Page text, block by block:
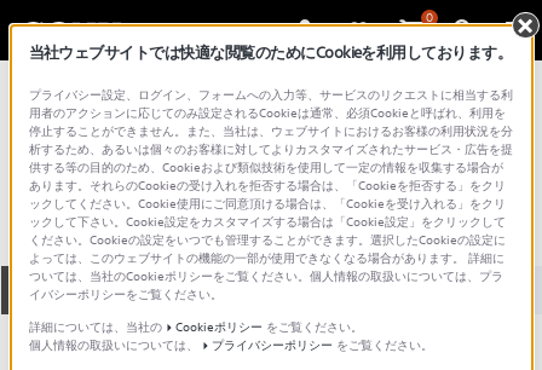
0
総合サポート・お問い合わせ プロフェッショナル／業務用
SRP-L210
全て ダウンロード 取扱説明書 Q&A
製品に関する重要なお知らせ
当社ウェブサイトでは快適な閲覧のためにCookieを利用しております。
プライバシー設定、ログイン、フォームへの入力等、サービスのリクエストに相当する利
用者のアクションに応じてのみ設定されるCookieは通常、必須Cookieと呼ばれ、利用を
停止することができません。また、当社は、ウェブサイトにおけるお客様の利用状況を分
析するため、あるいは個々のお客様に対してよりカスタマイズされたサービス・広告を提
供する等の目的のため、Cookieおよび類似技術を使用して一定の情報を収集する場合が
あります。それらのCookieの受け入れを拒否する場合は、「Cookieを拒否する」をクリ
ックしてください。Cookie使用にご同意頂ける場合は、「Cookieを受け入れる」をクリ
ックして下さい。Cookie設定をカスタマイズする場合は「Cookie設定」をクリックして
ください。Cookieの設定をいつでも管理することができます。選択したCookieの設定に
よっては、このウェブサイトの機能の一部が使用できなくなる場合があります。 詳細に
ついては、当社のCookieポリシーをご覧ください。個人情報の取扱いについては、プラ
イバシーポリシーをご覧ください。
詳細については、当社の
Cookieポリシー をご覧ください。
個人情報の取扱いについては、
プライバシーポリシー をご覧ください。